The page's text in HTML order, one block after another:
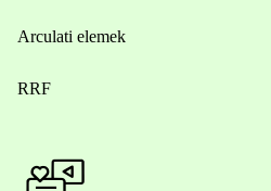
Arculati elemek
RRF